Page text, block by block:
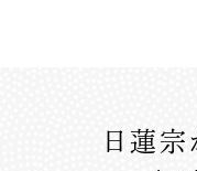
日蓮